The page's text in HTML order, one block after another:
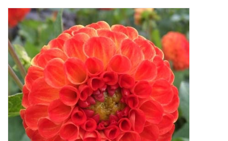
Dahlie Farbe
Dahlie Klasse
Geschenkgutschein
Allgemein